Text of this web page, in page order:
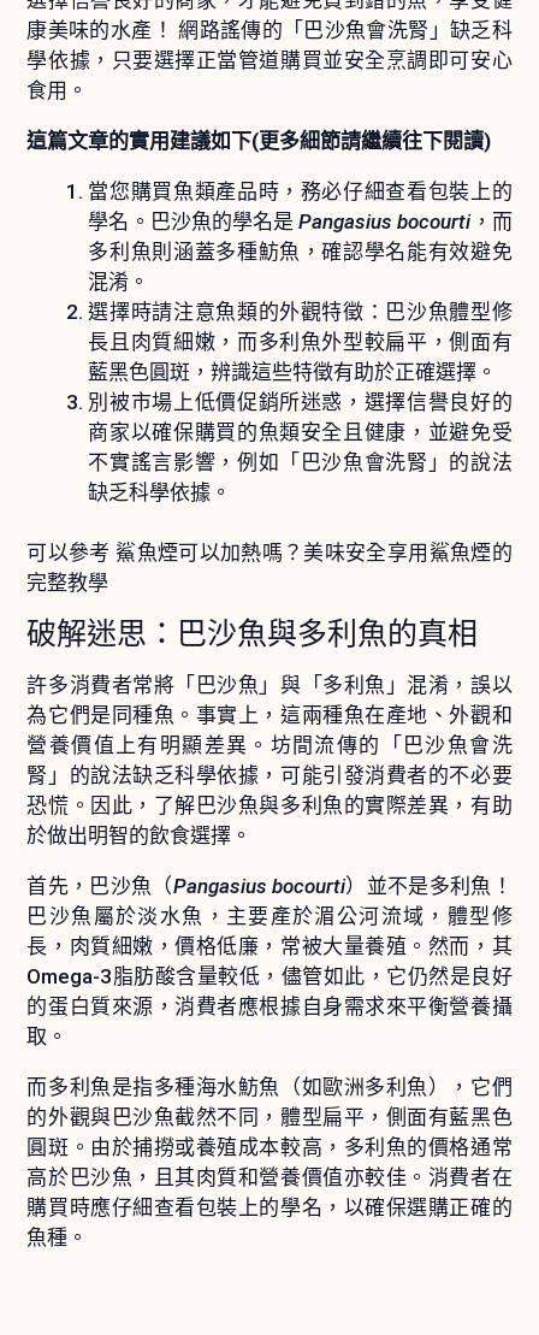
康美味的水產！ 網路謠傳的「巴沙魚會洗腎」缺乏科
學依據，只要選擇正當管道購買並安全烹調即可安心
食用。
這篇文章的實用建議如下(更多細節請繼續往下閱讀)
當您購買魚類產品時，務必仔細查看包裝上的
學名。巴沙魚的學名是Pangasius bocourti，而
多利魚則涵蓋多種魴魚，確認學名能有效避免
混淆。
選擇時請注意魚類的外觀特徵：巴沙魚體型修
長且肉質細嫩，而多利魚外型較扁平，側面有
藍黑色圓斑，辨識這些特徵有助於正確選擇。
別被市場上低價促銷所迷惑，選擇信譽良好的
商家以確保購買的魚類安全且健康，並避免受
不實謠言影響，例如「巴沙魚會洗腎」的說法
缺乏科學依據。
可以參考 鯊魚煙可以加熱嗎？美味安全享用鯊魚煙的
完整教學
破解迷思：巴沙魚與多利魚的真相
許多消費者常將「巴沙魚」與「多利魚」混淆，誤以
為它們是同種魚。事實上，這兩種魚在產地、外觀和
營養價值上有明顯差異。坊間流傳的「巴沙魚會洗
腎」的說法缺乏科學依據，可能引發消費者的不必要
恐慌。因此，了解巴沙魚與多利魚的實際差異，有助
於做出明智的飲食選擇。
首先，巴沙魚（Pangasius bocourti）並不是多利魚！
巴沙魚屬於淡水魚，主要產於湄公河流域，體型修
長，肉質細嫩，價格低廉，常被大量養殖。然而，其
Omega-3脂肪酸含量較低，儘管如此，它仍然是良好
的蛋白質來源，消費者應根據自身需求來平衡營養攝
取。
而多利魚是指多種海水魴魚（如歐洲多利魚），它們
的外觀與巴沙魚截然不同，體型扁平，側面有藍黑色
圓斑。由於捕撈或養殖成本較高，多利魚的價格通常
高於巴沙魚，且其肉質和營養價值亦較佳。消費者在
購買時應仔細查看包裝上的學名，以確保選購正確的
魚種。